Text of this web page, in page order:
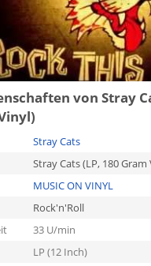
von Stray
Stray Cats
Stray Cats (LP, 180 Gram
MUSIC ON VINYL
Rock'n'Roll
33 U/min
LP (12 Inch)